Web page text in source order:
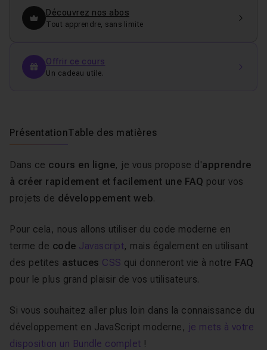
Découvrez nos abos
Tout apprendre, sans limite
Offrir ce cours
Un cadeau utile.
PrésentationTable des matières
Dans ce cours en ligne, je vous propose d'apprendre
à créer rapidement et facilement une FAQ pour vos
projets de développement web.
Pour cela, nous allons utiliser du code moderne en
terme de code Javascript, mais également en utilisant
des petites astuces CSS qui donneront vie à notre FAQ
pour le plus grand plaisir de vos utilisateurs.
Si vous souhaitez aller plus loin dans la connaissance du
développement en JavaScript moderne, je mets à votre
disposition un Bundle complet !